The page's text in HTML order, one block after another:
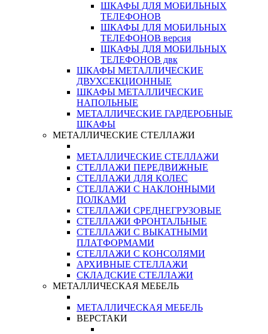
ШКАФЫ ДЛЯ МОБИЛЬНЫХ
ТЕЛЕФОНОВ
ШКАФЫ ДЛЯ МОБИЛЬНЫХ
ТЕЛЕФОНОВ версия
ШКАФЫ ДЛЯ МОБИЛЬНЫХ
ТЕЛЕФОНОВ двк
ШКАФЫ МЕТАЛЛИЧЕСКИЕ
ДВУХСЕКЦИОННЫЕ
ШКАФЫ МЕТАЛЛИЧЕСКИЕ
НАПОЛЬНЫЕ
МЕТАЛЛИЧЕСКИЕ ГАРДЕРОБНЫЕ
ШКАФЫ
МЕТАЛЛИЧЕСКИЕ СТЕЛЛАЖИ
МЕТАЛЛИЧЕСКИЕ СТЕЛЛАЖИ
СТЕЛЛАЖИ ПЕРЕДВИЖНЫЕ
СТЕЛЛАЖИ ДЛЯ КОЛЕС
СТЕЛЛАЖИ С НАКЛОННЫМИ
ПОЛКАМИ
СТЕЛЛАЖИ СРЕДНЕГРУЗОВЫЕ
СТЕЛЛАЖИ ФРОНТАЛЬНЫЕ
СТЕЛЛАЖИ С ВЫКАТНЫМИ
ПЛАТФОРМАМИ
СТЕЛЛАЖИ С КОНСОЛЯМИ
АРХИВНЫЕ СТЕЛЛАЖИ
СКЛАДСКИЕ СТЕЛЛАЖИ
МЕТАЛЛИЧЕСКАЯ МЕБЕЛЬ
МЕТАЛЛИЧЕСКАЯ МЕБЕЛЬ
ВЕРСТАКИ